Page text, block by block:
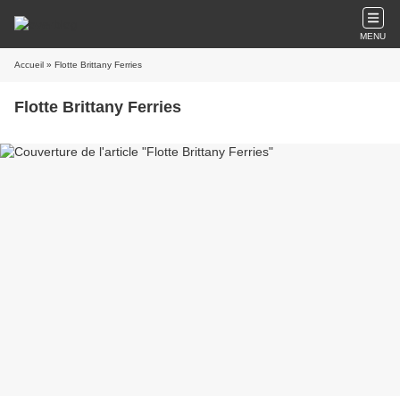
MENU
Accueil » Flotte Brittany Ferries
Flotte Brittany Ferries